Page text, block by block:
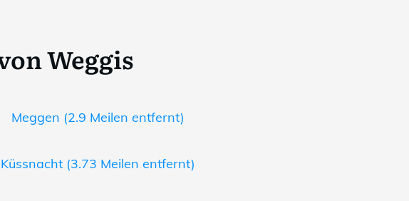
Weggis
Meggen (2.9 Meilen entfernt)
Küssnacht (3.73 Meilen entfernt)